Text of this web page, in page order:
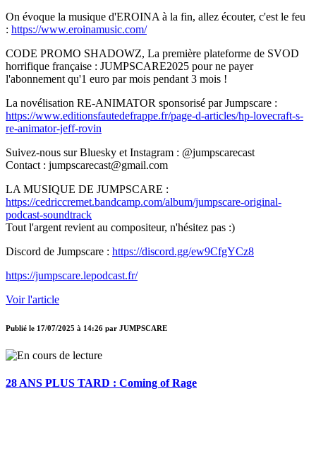
On évoque la musique d'EROINA à la fin, allez écouter, c'est le feu
: https://www.eroinamusic.com/
CODE PROMO SHADOWZ, La première plateforme de SVOD
horrifique française : JUMPSCARE2025 pour ne payer
l'abonnement qu'1 euro par mois pendant 3 mois !
La novélisation RE-ANIMATOR sponsorisé par Jumpscare :
https://www.editionsfautedefrappe.fr/page-d-articles/hp-lovecraft-s-
re-animator-jeff-rovin
Suivez-nous sur Bluesky et Instagram : @jumpscarecast
Contact : jumpscarecast@gmail.com
LA MUSIQUE DE JUMPSCARE :
https://cedriccremet.bandcamp.com/album/jumpscare-original-
podcast-soundtrack
Tout l'argent revient au compositeur, n'hésitez pas :)
Discord de Jumpscare : https://discord.gg/ew9CfgYCz8
https://jumpscare.lepodcast.fr/
Voir l'article
Publié le 17/07/2025 à 14:26 par JUMPSCARE
28 ANS PLUS TARD : Coming of Rage